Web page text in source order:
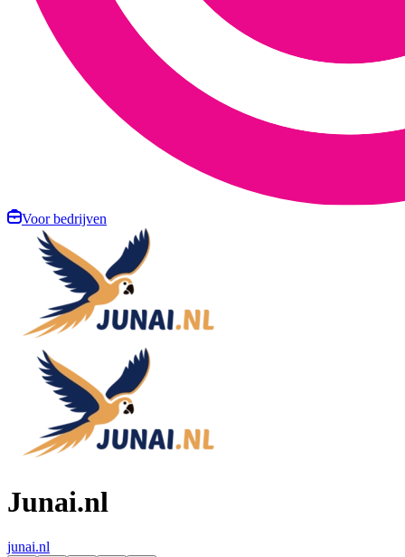
Voor bedrijven
Junai.nl
junai.nl